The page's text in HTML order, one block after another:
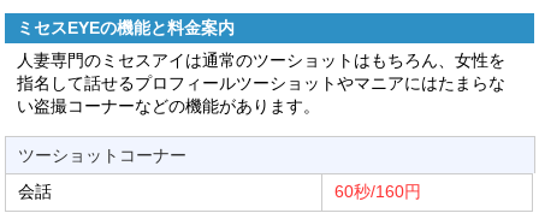
ミセスEYEの機能と料金案内
人妻専門のミセスアイは通常のツーショットはもちろん、女性を
指名して話せるプロフィールツーショットやマニアにはたまらな
い盗撮コーナーなどの機能があります。
ツーショットコーナー
会話
60秒/160円